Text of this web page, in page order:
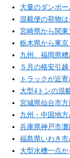
大量のダンボ
混載便の荷物
宮崎県から関
栃木県から東
九州、福岡県
５月の格安引
トラックが近
大型4トンの混
宮城県仙台市方
九州・中国地方
兵庫県神戸市灘
福島県いわき市
大型水槽一点